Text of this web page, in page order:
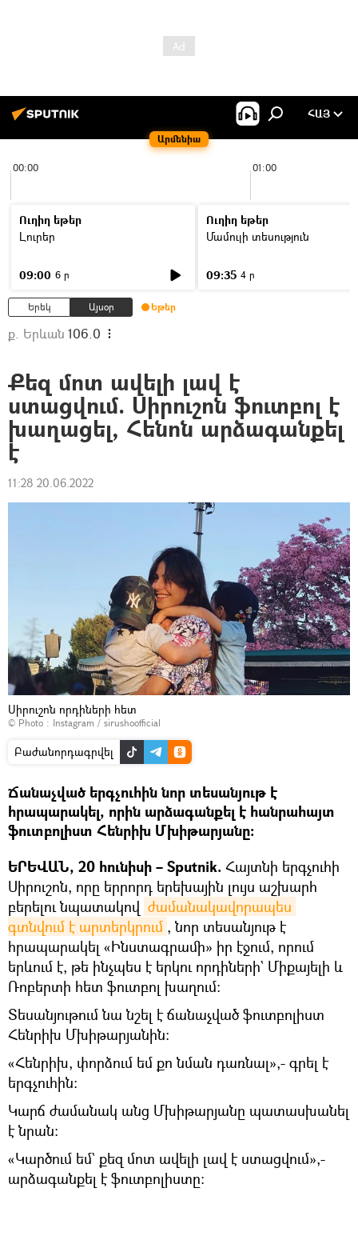
Արմենիա
ՀԱՅ
00:00 01:00
Ուղիղ եթեր
Լուրեր
09:00 6 ր
Ուղիղ եթեր
Մամուլի տեսություն
09:35 4 ր
Երեկ Այսօր Եթեր
ք. Երևան 106.0
Քեզ մոտ ավելի լավ է
ստացվում. Սիրուշոն ֆուտբոլ է
խաղացել, Հենոն արձագանքել
է
11:28 20.06.2022
Սիրուշոն որդիների հետ
© Photo : Instagram / sirushoofficial
Բաժանորդագրվել
Ճանաչված երգչուհին նոր տեսանյութ է
հրապարակել, որին արձագանքել է հանրահայտ
ֆուտբոլիստ Հենրիխ Մխիթարյանը։
ԵՐԵՎԱՆ, 20 հունիսի – Sputnik. Հայտնի երգչուհի
Սիրուշոն, որը երրորդ երեխային լույս աշխարհ
բերելու նպատակով ժամանակավորապես
գտնվում է արտերկրում , նոր տեսանյութ է
հրապարակել «Ինստագրամի» իր էջում, որում
երևում է, թե ինչպես է երկու որդիների` Միքայելի և
Ռոբերտի հետ ֆուտբոլ խաղում։
Տեսանյութում նա նշել է ճանաչված ֆուտբոլիստ
Հենրիխ Մխիթարյանին։
«Հենրիխ, փորձում եմ քո նման դառնալ»,- գրել է
երգչուհին։
Կարճ ժամանակ անց Մխիթարյանը պատասխանել
է նրան։
«Կարծում եմ` քեզ մոտ ավելի լավ է ստացվում»,-
արձագանքել է ֆուտբոլիստը։